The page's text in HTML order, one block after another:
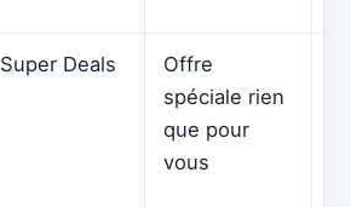
Super Deals
Offre
spéciale rien
que pour
vous